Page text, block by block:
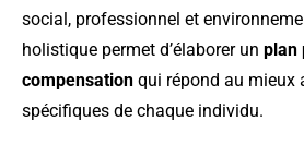
social, professionnel et
holistique permet d’élaborer un plan
compensation qui répond au mieux
spécifiques de chaque individu.